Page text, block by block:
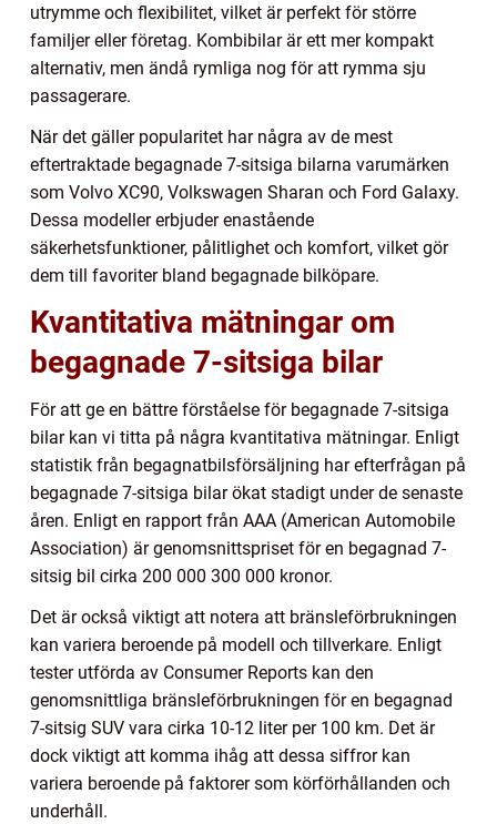
utrymme och flexibilitet, vilket är perfekt för större
familjer eller företag. Kombibilar är ett mer kompakt
alternativ, men ändå rymliga nog för att rymma sju
passagerare.
När det gäller popularitet har några av de mest
eftertraktade begagnade 7-sitsiga bilarna varumärken
som Volvo XC90, Volkswagen Sharan och Ford Galaxy.
Dessa modeller erbjuder enastående
säkerhetsfunktioner, pålitlighet och komfort, vilket gör
dem till favoriter bland begagnade bilköpare.
Kvantitativa mätningar om
begagnade 7-sitsiga bilar
För att ge en bättre förståelse för begagnade 7-sitsiga
bilar kan vi titta på några kvantitativa mätningar. Enligt
statistik från begagnatbilsförsäljning har efterfrågan på
begagnade 7-sitsiga bilar ökat stadigt under de senaste
åren. Enligt en rapport från AAA (American Automobile
Association) är genomsnittspriset för en begagnad 7-
sitsig bil cirka 200 000 300 000 kronor.
Det är också viktigt att notera att bränsleförbrukningen
kan variera beroende på modell och tillverkare. Enligt
tester utförda av Consumer Reports kan den
genomsnittliga bränsleförbrukningen för en begagnad
7-sitsig SUV vara cirka 10-12 liter per 100 km. Det är
dock viktigt att komma ihåg att dessa siffror kan
variera beroende på faktorer som körförhållanden och
underhåll.